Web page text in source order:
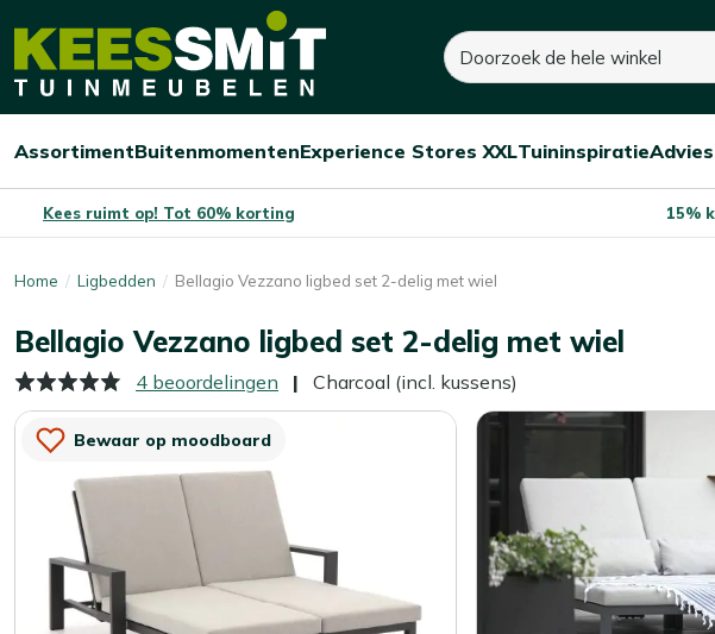
Kees
Tuinmeubelen
Zoeken
Open/sluit
Assortiment
Open/sluit
Buitenmomenten
Open/sluit
Experience Stores XXL
Open/sluit
TuininspiratieAdvies
Kees ruimt op! Tot 60% korting 15%
Home Ligbedden Bellagio Vezzano ligbed set 2-delig met wiel
Bellagio Vezzano ligbed set 2-delig met wiel
Charcoal (incl. kussens)
4 beoordelingen
Bewaar op moodboard
520,- 1.300,-
Je bespaart:780,- (-60%)
Dit product is niet op voorraad